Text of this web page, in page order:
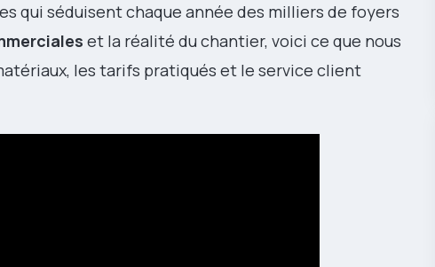
qui séduisent chaque année des milliers de foyers
et la réalité du chantier, voici ce que nous
les tarifs pratiqués et le service client